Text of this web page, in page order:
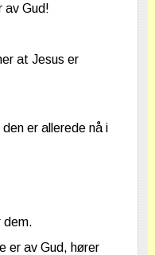
av Gud!
at Jesus er
er allerede nå i
dem.
er av Gud, hører